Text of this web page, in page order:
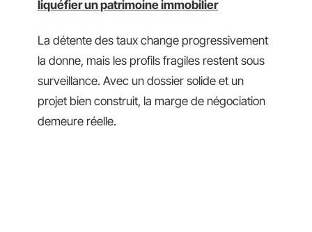
liquéfier un patrimoine immobilier
La détente des taux change progressivement
la donne, mais les profils fragiles restent sous
surveillance. Avec un dossier solide et un
projet bien construit, la marge de négociation
demeure réelle.